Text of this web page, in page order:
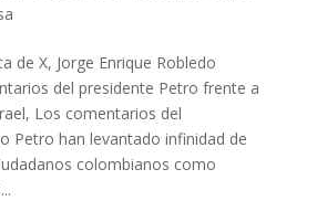
de X, Jorge Enrique Robledo
del presidente Petro frente a
Los comentarios del
Petro han levantado infinidad de
colombianos como